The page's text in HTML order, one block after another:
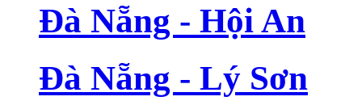
Đà Nẵng - Hội An
Đà Nẵng - Lý Sơn